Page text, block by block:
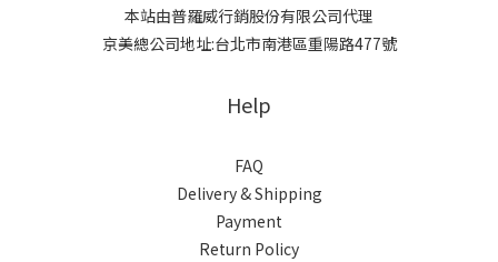
本站由普羅威行銷股份有限公司代理
京美總公司地址:台北市南港區重陽路477號
Help
FAQ
Delivery & Shipping
Payment
Return Policy